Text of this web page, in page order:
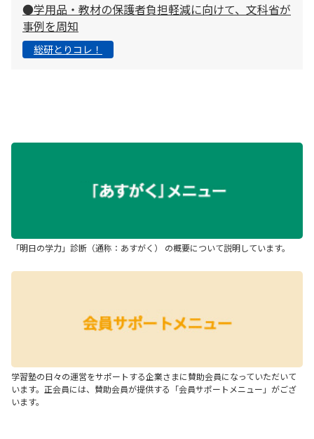
●学用品・教材の保護者負担軽減に向けて、文科省が
事例を周知
総研とりコレ！
「明日の学力」診断（通称：あすがく） の概要について説明しています。
学習塾の日々の運営をサポートする企業さまに賛助会員になっていただいて
います。正会員には、賛助会員が提供する「会員サポートメニュー」がござ
います。